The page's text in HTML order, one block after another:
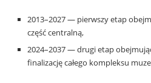
2013–2027 — pierwszy etap
część centralną,
2024–2037 — drugi etap
finalizację całego kompleksu